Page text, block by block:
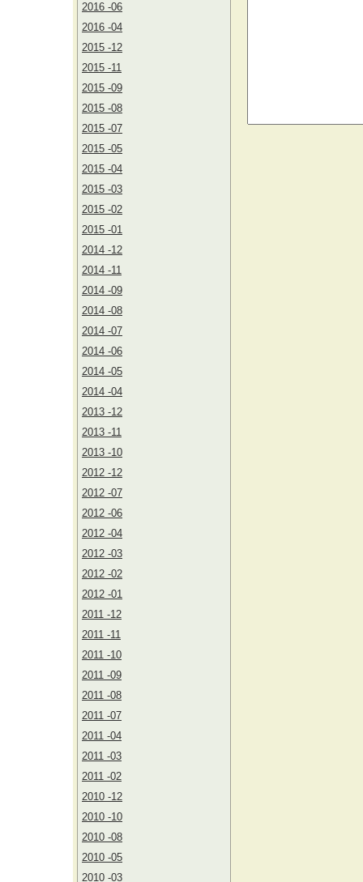
2016 -06
2016 -04
2015 -12
2015 -11
2015 -09
2015 -08
2015 -07
2015 -05
2015 -04
2015 -03
2015 -02
2015 -01
2014 -12
2014 -11
2014 -09
2014 -08
2014 -07
2014 -06
2014 -05
2014 -04
2013 -12
2013 -11
2013 -10
2012 -12
2012 -07
2012 -06
2012 -04
2012 -03
2012 -02
2012 -01
2011 -12
2011 -11
2011 -10
2011 -09
2011 -08
2011 -07
2011 -04
2011 -03
2011 -02
2010 -12
2010 -10
2010 -08
2010 -05
2010 -03